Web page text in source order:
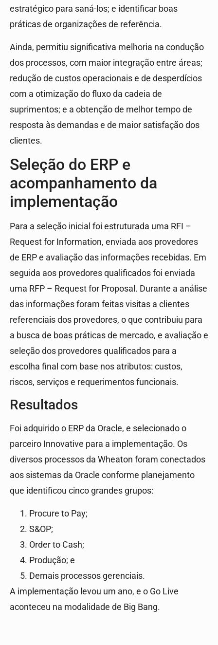
estratégico para saná-los; e identificar boas
práticas de organizações de referência.
Ainda, permitiu significativa melhoria na condução
dos processos, com maior integração entre áreas;
redução de custos operacionais e de desperdícios
com a otimização do fluxo da cadeia de
suprimentos; e a obtenção de melhor tempo de
resposta às demandas e de maior satisfação dos
clientes.
Seleção do ERP e
acompanhamento da
implementação
Para a seleção inicial foi estruturada uma RFI –
Request for Information, enviada aos provedores
de ERP e avaliação das informações recebidas. Em
seguida aos provedores qualificados foi enviada
uma RFP – Request for Proposal. Durante a análise
das informações foram feitas visitas a clientes
referenciais dos provedores, o que contribuiu para
a busca de boas práticas de mercado, e avaliação e
seleção dos provedores qualificados para a
escolha final com base nos atributos: custos,
riscos, serviços e requerimentos funcionais.
Resultados
Foi adquirido o ERP da Oracle, e selecionado o
parceiro Innovative para a implementação. Os
diversos processos da Wheaton foram conectados
aos sistemas da Oracle conforme planejamento
que identificou cinco grandes grupos:
Procure to Pay;
S&OP;
Order to Cash;
Produção; e
Demais processos gerenciais.
A implementação levou um ano, e o Go Live
aconteceu na modalidade de Big Bang.